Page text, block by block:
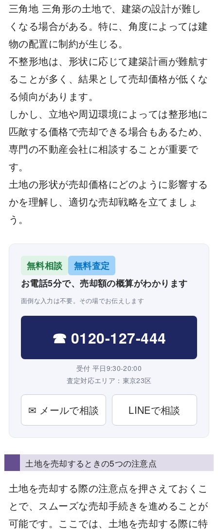
三角地 三角形の土地で、建築の設計が難し
くなる場合がある。特に、角度によっては建
物の配置に制約が生じる。
不整形地は、形状に応じて建築計画が難航す
ることが多く、結果として売却価格が低くな
る傾向があります。
しかし、立地や周辺環境によっては整形地に
匹敵する価格で売却できる場合もあるため、
専門の不動産会社に相談することが重要で
す。
土地の形状が売却価格にどのように影響する
かを理解し、適切な売却戦略を立てましょ
う。
無料相談
無料査定
お電話5分で、売却額の概算がわかります
面倒な入力は不要。その場でお伝えします
☎ 0120-127-444
受付 平日9:30-20:00
査定対応エリア：東京23区
✉ メールで相談 LINEで相談
土地を売却するときの5つの注意点
土地を売却する際の注意点を押さえておくこ
とで、スムーズな売却手続きを進めることが
可能です。ここでは、土地を売却する際に特